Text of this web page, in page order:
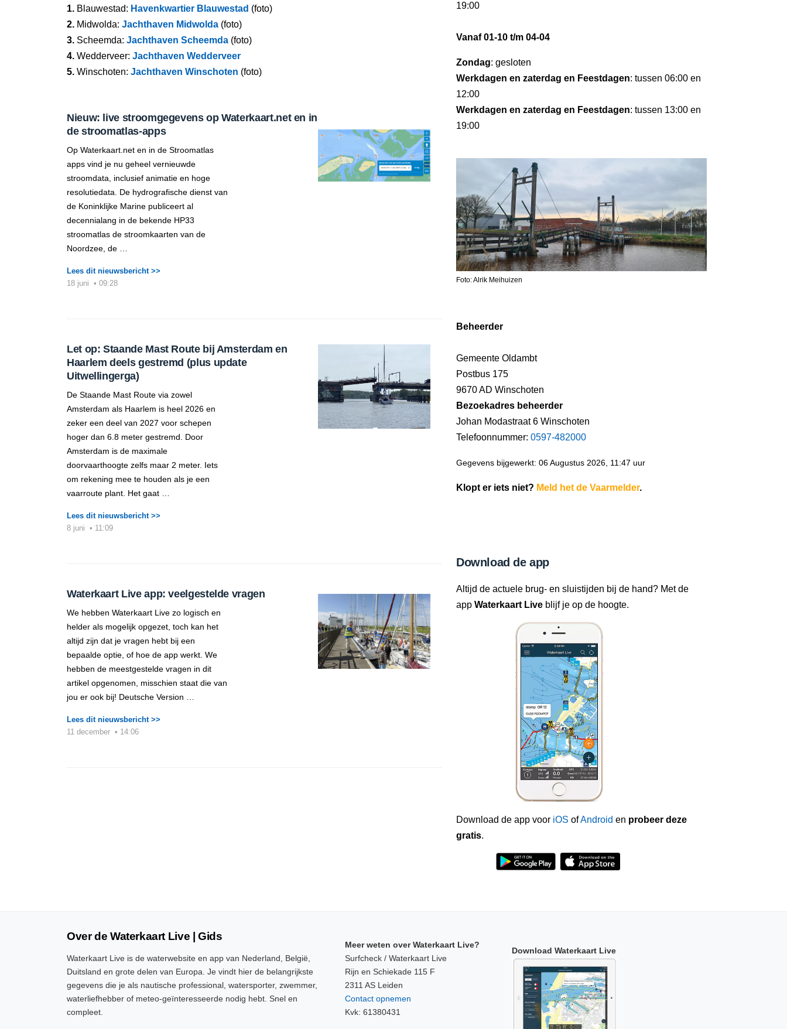
1. Blauwestad: Havenkwartier Blauwestad (foto)
2. Midwolda: Jachthaven Midwolda (foto)
3. Scheemda: Jachthaven Scheemda (foto)
4. Wedderveer: Jachthaven Wedderveer
5. Winschoten: Jachthaven Winschoten (foto)
Nieuw: live stroomgegevens op Waterkaart.net en in
de stroomatlas-apps
Op Waterkaart.net en in de Stroomatlas
apps vind je nu geheel vernieuwde
stroomdata, inclusief animatie en hoge
resolutiedata. De hydrografische dienst van
de Koninklijke Marine publiceert al
decennialang in de bekende HP33
stroomatlas de stroomkaarten van de
Noordzee, de …
Lees dit nieuwsbericht >>
18 juni • 09:28
Let op: Staande Mast Route bij Amsterdam en
Haarlem deels gestremd (plus update
Uitwellingerga)
De Staande Mast Route via zowel
Amsterdam als Haarlem is heel 2026 en
zeker een deel van 2027 voor schepen
hoger dan 6.8 meter gestremd. Door
Amsterdam is de maximale
doorvaarthoogte zelfs maar 2 meter. Iets
om rekening mee te houden als je een
vaarroute plant. Het gaat …
Lees dit nieuwsbericht >>
8 juni • 11:09
Waterkaart Live app: veelgestelde vragen
We hebben Waterkaart Live zo logisch en
helder als mogelijk opgezet, toch kan het
altijd zijn dat je vragen hebt bij een
bepaalde optie, of hoe de app werkt. We
hebben de meestgestelde vragen in dit
artikel opgenomen, misschien staat die van
jou er ook bij! Deutsche Version …
Lees dit nieuwsbericht >>
11 december • 14:06
19:00
Vanaf 01-10 t/m 04-04
Zondag: gesloten
Werkdagen en zaterdag en Feestdagen: tussen 06:00 en
12:00
Werkdagen en zaterdag en Feestdagen: tussen 13:00 en
19:00
Foto: Alrik Meihuizen
Beheerder
Gemeente Oldambt
Postbus 175
9670 AD Winschoten
Bezoekadres beheerder
Johan Modastraat 6 Winschoten
Telefoonnummer: 0597-482000
Gegevens bijgewerkt: 06 Augustus 2026, 11:47 uur
Klopt er iets niet? Meld het de Vaarmelder.
Download de app
Altijd de actuele brug- en sluistijden bij de hand? Met de
app Waterkaart Live blijf je op de hoogte.
Download de app voor iOS ofAndroid en probeer deze
gratis.
Over de Waterkaart Live | Gids
Waterkaart Live is de waterwebsite en app van Nederland, België,
Duitsland en grote delen van Europa. Je vindt hier de belangrijkste
gegevens die je als nautische professional, watersporter, zwemmer,
waterliefhebber of meteo-geïnteresseerde nodig hebt. Snel en
compleet.
Meer weten over Waterkaart Live?
Surfcheck / Waterkaart Live
Rijn en Schiekade 115 F
2311 AS Leiden
Contact opnemen
Kvk: 61380431
Download Waterkaart Live